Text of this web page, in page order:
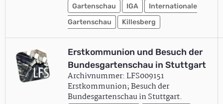
Gartenschau IGA
Internationale
Gartenschau
Killesberg
Erstkommunion und Besuch der
Bundesgartenschau in Stuttgart
Archivnummer: LFS009151
Erstkommunion; Besuch der
Bundesgartenschau in Stuttgart.